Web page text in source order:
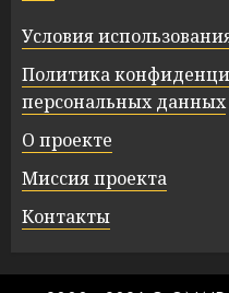
Условия
Политика
персональных данных
О проекте
Миссия проекта
Контакты